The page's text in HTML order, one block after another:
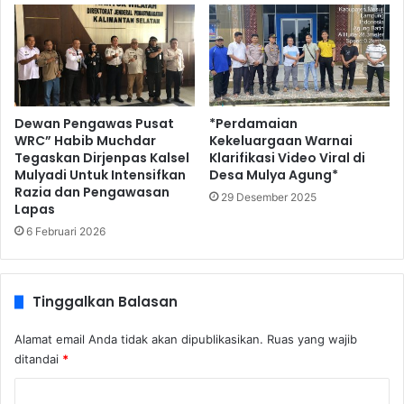
Dewan Pengawas Pusat
WRC” Habib Muchdar
Tegaskan Dirjenpas Kalsel
Mulyadi Untuk Intensifkan
Razia dan Pengawasan
Lapas
6 Februari 2026
*Perdamaian
Kekeluargaan Warnai
Klarifikasi Video Viral di
Desa Mulya Agung*
29 Desember 2025
Tinggalkan Balasan
Alamat email Anda tidak akan dipublikasikan. Ruas yang wajib
ditandai *